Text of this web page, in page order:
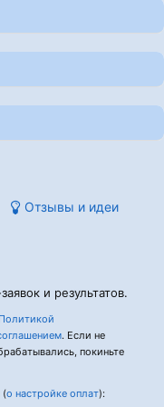
Отзывы и идеи
и результатов.
Политикой
. Если не
покиньте
(о настройке оплат):